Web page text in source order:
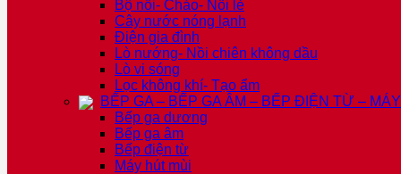
Bộ nồi- Chảo- Nồi lẻ
Cây nước nóng lạnh
Điện gia đình
Lò nướng- Nồi chiên không dầu
Lò vi sóng
Lọc không khí- Tạo ẩm
BẾP GA – BẾP GA ÂM – BẾP ĐIỆN TỪ – MÁY
Bếp ga dương
Bếp ga âm
Bếp điện từ
Máy hút mùi